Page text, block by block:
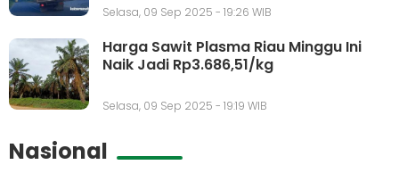
Selasa, 09 Sep 2025 - 19:26 WIB
Harga Sawit Plasma Riau Minggu Ini
Naik Jadi Rp3.686,51/kg
Selasa, 09 Sep 2025 - 19:19 WIB
Nasional